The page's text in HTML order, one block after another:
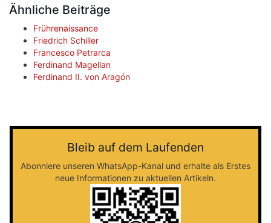
Ähnliche Beiträge
Frührenaissance
Friedrich Schiller
Francesco Petrarca
Ferdinand Magellan
Ferdinand II. von Aragón
Bleib auf dem Laufenden
Abonniere unseren WhatsApp-Kanal und erhalte als Erstes
neue Informationen zu aktuellen Artikeln.